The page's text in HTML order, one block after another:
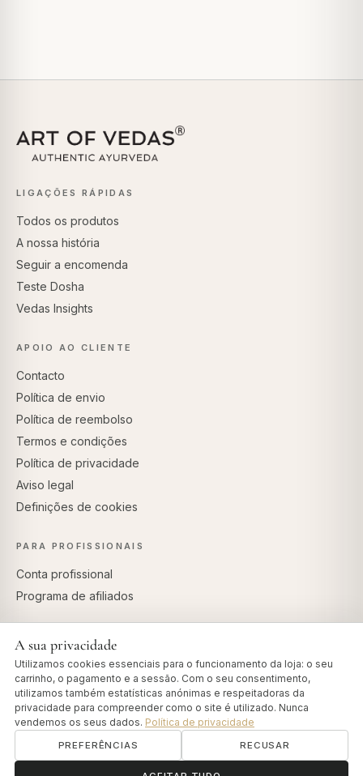
LIGAÇÕES RÁPIDAS
Todos os produtos
A nossa história
Seguir a encomenda
Teste Dosha
Vedas Insights
APOIO AO CLIENTE
Contacto
Política de envio
Política de reembolso
Termos e condições
Política de privacidade
Aviso legal
Definições de cookies
PARA PROFISSIONAIS
Conta profissional
Programa de afiliados
PAGAMENTOS SEGUROS
A sua privacidade
Utilizamos cookies essenciais para o funcionamento da loja: o seu
carrinho, o pagamento e a sessão. Com o seu consentimento,
utilizamos também estatísticas anónimas e respeitadoras da
privacidade para compreender como o site é utilizado. Nunca
vendemos os seus dados. Política de privacidade
PREFERÊNCIAS RECUSAR